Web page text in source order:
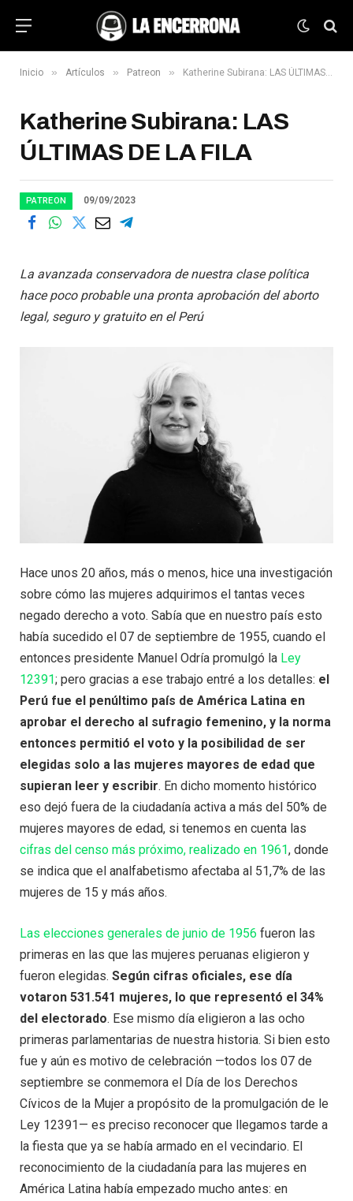
Inicio » Artículos » Patreon » Katherine Subirana: LAS ÚLTIMAS DE LA FILA
Katherine Subirana: LAS
ÚLTIMAS DE LA FILA
PATREON 09/09/2023
La avanzada conservadora de nuestra clase política
hace poco probable una pronta aprobación del aborto
legal, seguro y gratuito en el Perú
Hace unos 20 años, más o menos, hice una investigación
sobre cómo las mujeres adquirimos el tantas veces
negado derecho a voto. Sabía que en nuestro país esto
había sucedido el 07 de septiembre de 1955, cuando el
entonces presidente Manuel Odría promulgó la Ley
12391; pero gracias a ese trabajo entré a los detalles: el
Perú fue el penúltimo país de América Latina en
aprobar el derecho al sufragio femenino, y la norma
entonces permitió el voto y la posibilidad de ser
elegidas solo a las mujeres mayores de edad que
supieran leer y escribir. En dicho momento histórico
eso dejó fuera de la ciudadanía activa a más del 50% de
mujeres mayores de edad, si tenemos en cuenta las
cifras del censo más próximo, realizado en 1961, donde
se indica que el analfabetismo afectaba al 51,7% de las
mujeres de 15 y más años.
Las elecciones generales de junio de 1956 fueron las
primeras en las que las mujeres peruanas eligieron y
fueron elegidas. Según cifras oficiales, ese día
votaron 531.541 mujeres, lo que representó el 34%
del electorado. Ese mismo día eligieron a las ocho
primeras parlamentarias de nuestra historia. Si bien esto
fue y aún es motivo de celebración —todos los 07 de
septiembre se conmemora el Día de los Derechos
Cívicos de la Mujer a propósito de la promulgación de le
Ley 12391— es preciso reconocer que llegamos tarde a
la fiesta que ya se había armado en el vecindario. El
reconocimiento de la ciudadanía para las mujeres en
América Latina había empezado mucho antes: en